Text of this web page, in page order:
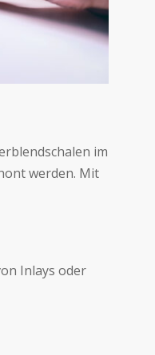
im
werden. Mit
Inlays oder